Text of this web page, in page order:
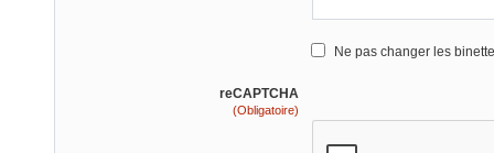
Ne pas changer les
reCAPTCHA
(Obligatoire)